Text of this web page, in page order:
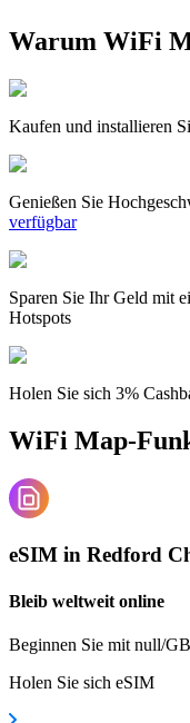
Warum WiFi
Kaufen und installieren
Genießen Sie
verfügbar
Sparen Sie Ihr Geld mit
Hotspots
Holen Sie sich 3%
WiFi Map-
eSIM in Redford
Bleib weltweit online
Beginnen Sie mit null/
Holen Sie sich eSIM